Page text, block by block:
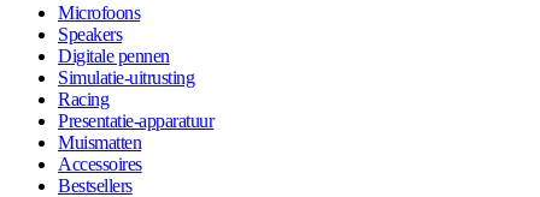
Microfoons
Speakers
Digitale pennen
Simulatie-uitrusting
Racing
Presentatie-apparatuur
Muismatten
Accessoires
Bestsellers